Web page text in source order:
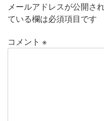
メールアドレスが公開さ
ている欄は必須項目です
コメント ※